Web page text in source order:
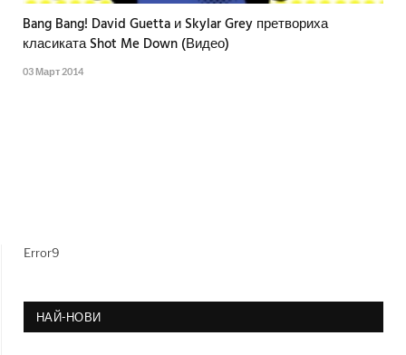
Bang Bang! David Guetta и Skylar Grey претвориха
класиката Shot Me Down (Видео)
03 Март 2014
Error9
НАЙ-НОВИ